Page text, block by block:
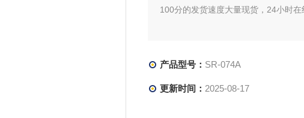
100分的发货速度大量现货，24小时
产品型号： SR-074A
更新时间： 2025-08-17